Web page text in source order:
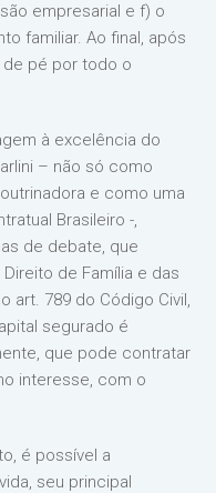
empresarial e f) o
familiar. Ao final, após
de pé por todo o
à excelência do
– não só como
e como uma
Brasileiro -,
de debate, que
de Família e das
art. 789 do Código Civil,
segurado é
que pode contratar
interesse, com o
é possível a
seu principal